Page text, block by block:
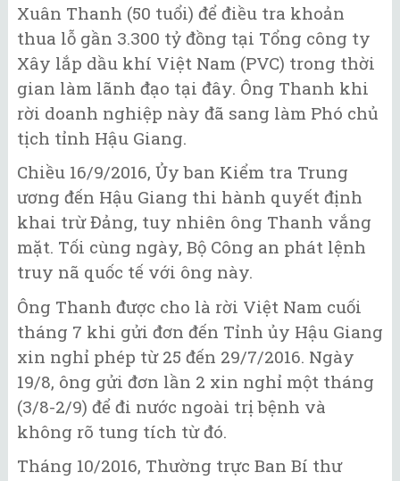
Xuân Thanh (50 tuổi) để điều tra khoản
thua lỗ gần 3.300 tỷ đồng tại Tổng công ty
Xây lắp dầu khí Việt Nam (PVC) trong thời
gian làm lãnh đạo tại đây. Ông Thanh khi
rời doanh nghiệp này đã sang làm Phó chủ
tịch tỉnh Hậu Giang.
Chiều 16/9/2016, Ủy ban Kiểm tra Trung
ương đến Hậu Giang thi hành quyết định
khai trừ Đảng, tuy nhiên ông Thanh vắng
mặt. Tối cùng ngày, Bộ Công an phát lệnh
truy nã quốc tế với ông này.
Ông Thanh được cho là rời Việt Nam cuối
tháng 7 khi gửi đơn đến Tỉnh ủy Hậu Giang
xin nghỉ phép từ 25 đến 29/7/2016. Ngày
19/8, ông gửi đơn lần 2 xin nghỉ một tháng
(3/8-2/9) để đi nước ngoài trị bệnh và
không rõ tung tích từ đó.
Tháng 10/2016, Thường trực Ban Bí thư